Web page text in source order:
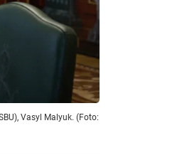
Vasyl Malyuk. (Foto: